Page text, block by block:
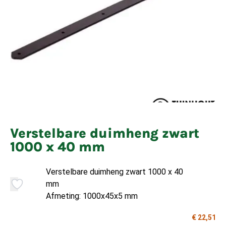
Verstelbare duimheng zwart
1000 x 40 mm
Verstelbare duimheng zwart 1000 x 40
mm
Afmeting: 1000x45x5 mm
€ 22,51